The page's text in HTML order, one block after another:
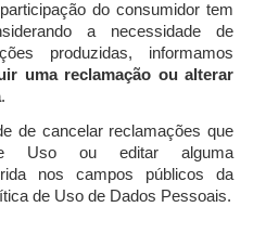
do consumidor tem
a necessidade de
produzidas, informamos
uma reclamação ou alterar
.
de cancelar reclamações que
Uso ou editar alguma
nos campos públicos da
de Uso de Dados Pessoais.